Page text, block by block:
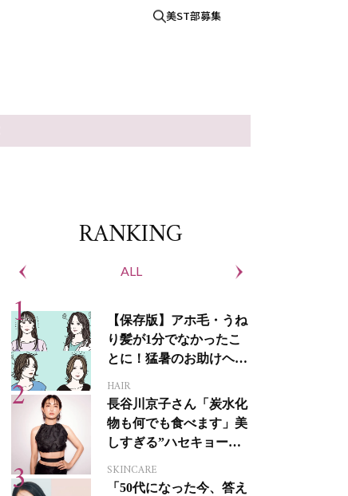
美ST部募集
RANKING
ALL
【保存版】アホ毛・うね
り髪が1分でなかったこ
とに！猛暑のお助けヘア
HAIR
長谷川京子さん「炭水化
物も何でも食べます」美
しすぎる”ハセキョーボ
SKINCARE
「50代になった今、答え